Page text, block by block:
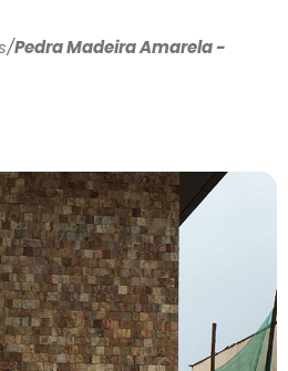
/Pedra Madeira Amarela -